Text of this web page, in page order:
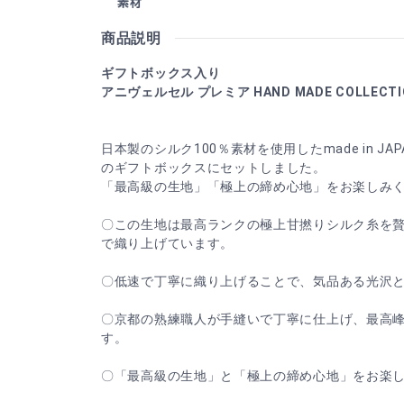
商品説明
ギフトボックス入り
アニヴェルセル プレミア HAND MADE
日本製のシルク100％素材を使用したmade in
のギフトボックスにセットしました。
「最高級の生地」「極上の締め心地」をお楽しみ
〇この生地は最高ランクの極上甘撚りシルク糸を
で織り上げています。
〇低速で丁寧に織り上げることで、気品ある光沢
〇京都の熟練職人が手縫いで丁寧に仕上げ、最高
す。
〇「最高級の生地」と「極上の締め心地」をお楽